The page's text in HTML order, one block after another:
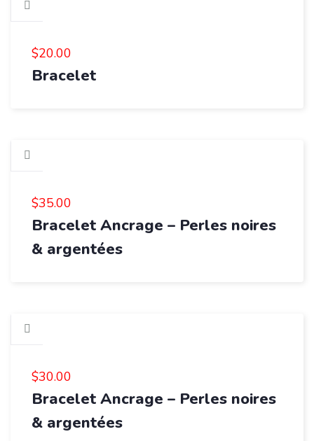
$20.00
Bracelet
$35.00
Bracelet Ancrage – Perles noires
& argentées
$30.00
Bracelet Ancrage – Perles noires
& argentées